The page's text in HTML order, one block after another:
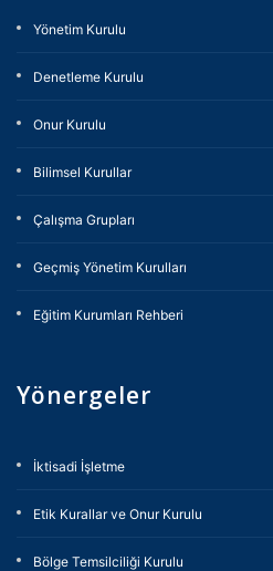
Yönetim Kurulu
Denetleme Kurulu
Onur Kurulu
Bilimsel Kurullar
Çalışma Grupları
Geçmiş Yönetim Kurulları
Eğitim Kurumları Rehberi
Yönergeler
İktisadi İşletme
Etik Kurallar ve Onur Kurulu
Bölge Temsilciliği Kurulu